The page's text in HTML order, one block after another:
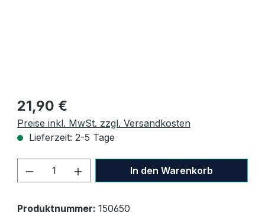
Regulärer Preis:
21,90 €
Preise inkl. MwSt. zzgl. Versandkosten
Lieferzeit: 2-5 Tage
Produkt Anzahl: Gib den
In den Warenkorb
Produktnummer: 150650